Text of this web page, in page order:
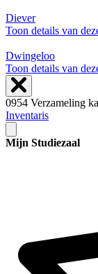
Diever
Toon details van
Dwingeloo
Toon details van
0954 Verzameling
Inventaris
Mijn Studiezaal